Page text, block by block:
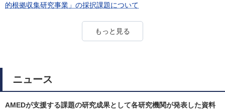
的根拠収集研究事業」の採択課題について
もっと見る
ニュース
AMEDが支援する課題の研究成果として各研究機関が発表した資料